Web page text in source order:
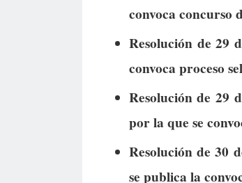
convoca concurso
Resolución de 29
convoca proceso
Resolución de 29
por la que se
Resolución de 30
se publica la